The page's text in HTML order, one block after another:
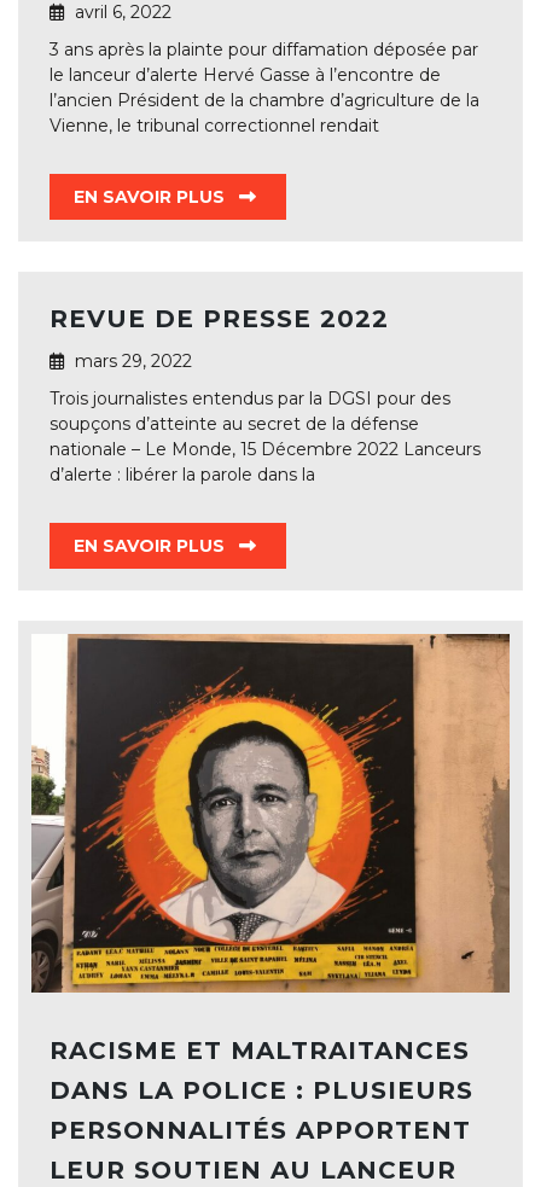
avril 6, 2022
3 ans après la plainte pour diffamation déposée par
le lanceur d’alerte Hervé Gasse à l’encontre de
l’ancien Président de la chambre d’agriculture de la
Vienne, le tribunal correctionnel rendait
EN SAVOIR PLUS
REVUE DE PRESSE 2022
mars 29, 2022
Trois journalistes entendus par la DGSI pour des
soupçons d’atteinte au secret de la défense
nationale – Le Monde, 15 Décembre 2022 Lanceurs
d’alerte : libérer la parole dans la
EN SAVOIR PLUS
RACISME ET MALTRAITANCES
DANS LA POLICE : PLUSIEURS
PERSONNALITÉS APPORTENT
LEUR SOUTIEN AU LANCEUR